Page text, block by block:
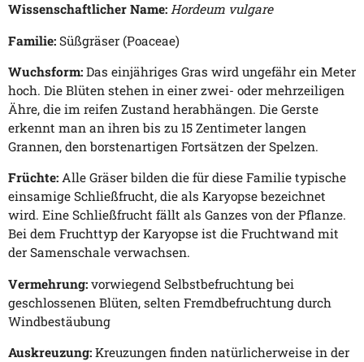
Wissenschaftlicher Name: Hordeum vulgare
Familie: Süßgräser (Poaceae)
Wuchsform: Das einjähriges Gras wird ungefähr ein Meter
hoch. Die Blüten stehen in einer zwei- oder mehrzeiligen
Ähre, die im reifen Zustand herabhängen. Die Gerste
erkennt man an ihren bis zu 15 Zentimeter langen
Grannen, den borstenartigen Fortsätzen der Spelzen.
Früchte: Alle Gräser bilden die für diese Familie typische
einsamige Schließfrucht, die als Karyopse bezeichnet
wird. Eine Schließfrucht fällt als Ganzes von der Pflanze.
Bei dem Fruchttyp der Karyopse ist die Fruchtwand mit
der Samenschale verwachsen.
Vermehrung: vorwiegend Selbstbefruchtung bei
geschlossenen Blüten, selten Fremdbefruchtung durch
Windbestäubung
Auskreuzung: Kreuzungen finden natürlicherweise in der